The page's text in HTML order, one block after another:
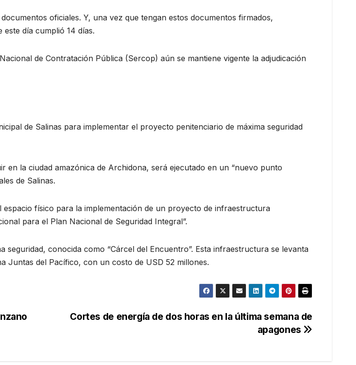
oficiales. Y, una vez que tengan estos documentos firmados,
día cumplió 14 días.
de Contratación Pública (Sercop) aún se mantiene vigente la adjudicación
de Salinas para implementar el proyecto penitenciario de máxima seguridad
la ciudad amazónica de Archidona, será ejecutado en un “nuevo punto
de Salinas.
físico para la implementación de un proyecto de infraestructura
para el Plan Nacional de Seguridad Integral”.
conocida como “Cárcel del Encuentro”. Esta infraestructura se levanta
Juntas del Pacífico, con un costo de USD 52 millones.
Cortes de energía de dos horas en la última semana de
apagones